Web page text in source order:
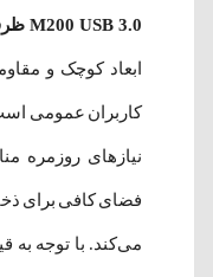
M200 USB 3.0 ظرفیت 64 گیگابایت
ابعاد کوچک و
کاربران عمومی
فضای کافی برای
می‌کند. با توجه به